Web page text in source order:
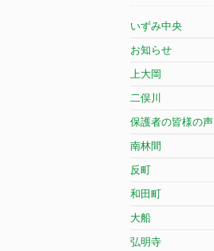
いずみ中央
お知らせ
上大岡
二俣川
保護者の皆様の声
南林間
反町
和田町
大船
弘明寺